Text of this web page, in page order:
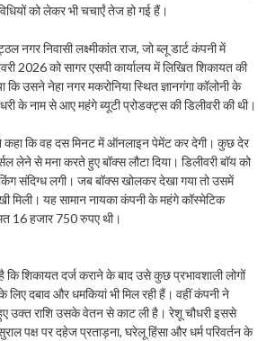
को लेकर भी चचार्एं तेज हो गई हैं।
नगर निवासी लक्ष्मीकांत राज, जो ब्लू डार्ट कंपनी में
2026 को सागर एसपी कार्यालय में लिखित शिकायत की
कि उसने नेहा नगर मकरोनिया स्थित ज्ञानगंगा कॉलोनी के
के नाम से आए महंगे ब्यूटी प्रोडक्ट्स की डिलीवरी की थी।
कहा कि वह दस मिनट में ऑनलाइन पेमेंट कर देगी। कुछ देर
लेने से मना करते हुए बॉक्स लौटा दिया। डिलीवरी बॉय को
संदिग्ध लगी। जब बॉक्स खोलकर देखा गया तो उसमें
मिली। यह सामान नायका कंपनी के महंगे कॉस्मेटिक
16 हजार 750 रुपए थी।
शिकायत दर्ज कराने के बाद उसे कुछ प्रभावशाली लोगों
दबाव और धमकियां भी मिल रही हैं। वहीं कंपनी ने
उक्त राशि उसके वेतन से काट ली है। रेशू चौधरी इससे
पक्ष पर दहेज प्रताड़ना, घरेलू हिंसा और धर्म परिवर्तन के